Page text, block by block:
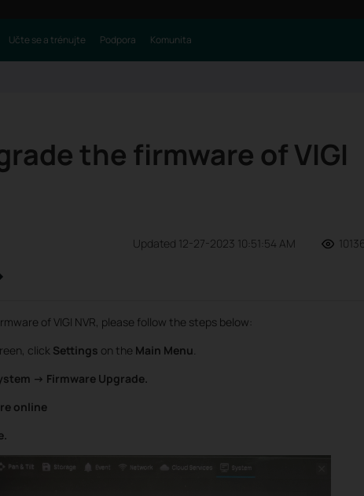
Učte se a trénujte Podpora Komunita
the firmware of VIGI
Updated 12-27-2023 10:51:54 AM
of VIGI NVR, please follow the steps below:
click Settings on the Main Menu.
-> Firmware Upgrade.
online